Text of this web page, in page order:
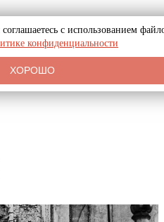
с использованием
конфиденциальности
ХОРОШО